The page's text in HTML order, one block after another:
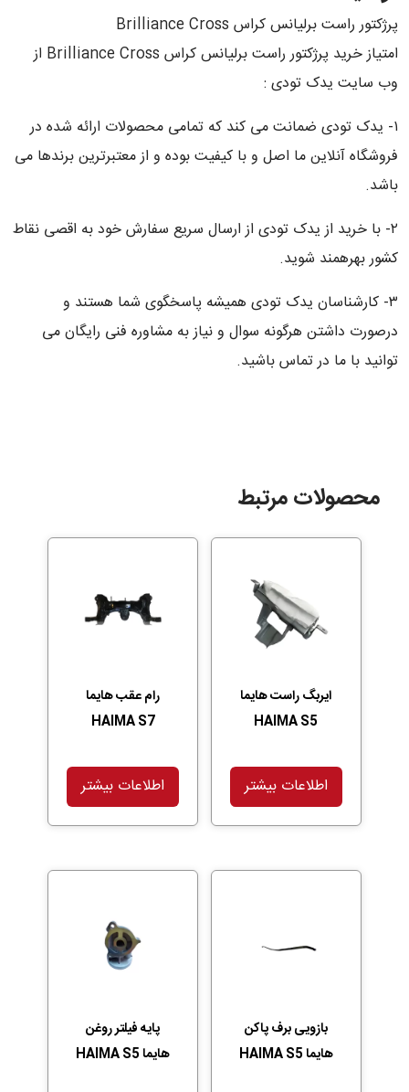
پرژکتور راست برلیانس کراس Brilliance Cross
امتیاز خرید پرژکتور راست برلیانس کراس Brilliance Cross از
وب سایت یدک تودی :
۱- یدک تودی ضمانت می کند که تمامی محصولات ارائه شده در
فروشگاه آنلاین ما اصل و با کیفیت بوده و از معتبرترین برندها می
باشد.
۲- با خرید از یدک تودی از ارسال سریع سفارش خود به اقصی نقاط
کشور بهرهمند شوید.
۳- کارشناسان یدک تودی همیشه پاسخگوی شما هستند و
درصورت داشتن هرگونه سوال و نیاز به مشاوره فنی رایگان می
توانید با ما در تماس باشید.
محصولات مرتبط
ایربگ راست هایما
HAIMA S5
اطلاعات بیشتر
رام عقب هایما
HAIMA S7
اطلاعات بیشتر
بازویی برف پاکن
هایما HAIMA S5
پایه فیلتر روغن
هایما HAIMA S5